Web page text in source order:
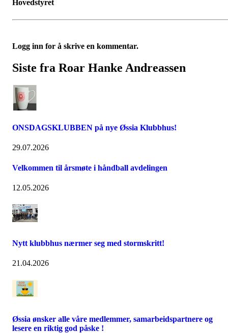
Hovedstyret
Logg inn for å skrive en kommentar.
Siste fra Roar Hanke Andreassen
ONSDAGSKLUBBEN på nye Øssia Klubbhus!
29.07.2026
Velkommen til årsmøte i håndball avdelingen
12.05.2026
Nytt klubbhus nærmer seg med stormskritt!
21.04.2026
Øssia ønsker alle våre medlemmer, samarbeidspartnere og
lesere en riktig god påske !